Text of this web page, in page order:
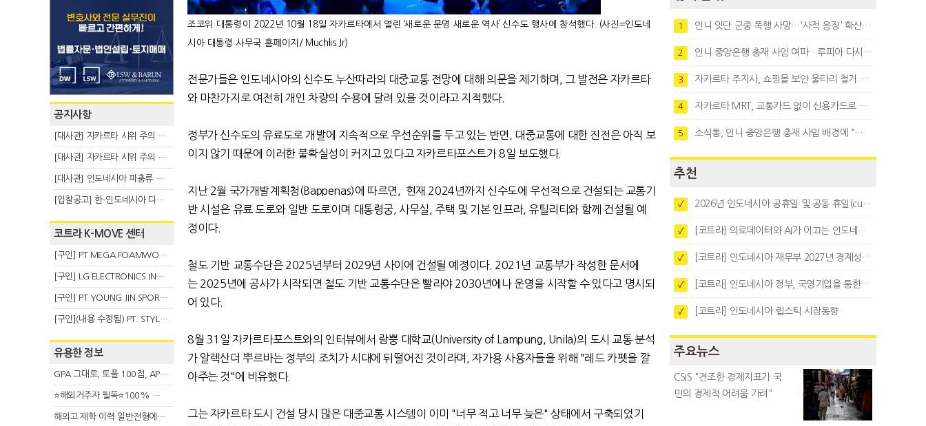
공지사항
[대사관] 자카르타 시위 주의 안내(8.6)
[대사관] 자카르타 시위 주의 안내(8.3)
[대사관] 인도네시아 파충류 불법 반출 주의 (7.29)
[입찰공고] 한-인도네시아 디지털융복합 탈 전시회
코트라 K-MOVE 센터
[구인] PT MEGA FOAMWORKS INDONESIA
[구인] LG ELECTRONICS INDONESIA
[구인] PT YOUNG JIN SPORT INDONESIA
[구인](내용 수정됨) PT. STYLE KOREAN INDONESIA (스타일 코리안 인도네시아)
유용한 정보
GPA 그대로, 토플 100점, AP 막막 — 원인은 하나입니다
⭐해외거주자 필독⭐100% 온라인 마지막 한국어교원 2급 추가모집 (~8/2)
해외고 재학 이력 일반전형에서 분명한 입시 강점 살리는 전략
조코위 대통령이 2022 년 10월 18일 자카르타에서 열린 ‘새로운 문명 새로운 역사’ 신수도 행사에 참석했다 . (사진=인도네
시아 대통령 사무국 홈페이지 / Muchlis Jr)
전문가들은 인도네시아의 신수도 누산따라의 대중교통 전망에 대해 의문을 제기하며, 그 발전은 자카르타
와 마찬가지로 여전히 개인 차량의 수용에 달려 있을 것이라고 지적했다.
정부가 신수도의 유료도로 개발에 지속적으로 우선순위를 두고 있는 반면
대중교통에 대한 진전은 아직 보
이지 않기 때문에 이러한 불확실성이 커지고 있다고 자카르타포스트가8일 보도했다.
지난2월 국가개발계획청(Bappenas)에 따르면 현재 2024년까지 신수도에 우선적으로 건설되는 교통기
반 시설은 유료 도로와 일반 도로이며 대통령궁 사무실 주택 및 기본 인프라, 유틸리티와 함께 건설될 예
정이다.
철도 기반 교통수단은2025년부터 2029년 사이에 건설될 예정이다. 2021 년 교통부가 작성한 문서에
는2025년에 공사가 시작되면 철도 기반 교통수단은 빨라야2030년에나 운영을 시작할 수 있다고 명시되
어 있다.
8월 31 일 자카르타포스트와의 인터뷰에서 람뿡 대학교(University of Lampung, Unila)의 도시 교통 분석
가 알렉산더 뿌르바는 정부의 조치가 시대에 뒤떨어진 것이라며
,자가용 사용자들을 위해 "레드 카펫을 깔
아주는 것"에 비유했다.
그는 자카르타 도시 건설 당시 많은 대중교통 시스템이 이미 "너무 적고 너무 늦은"상태에서 구축되었기
1 인니 잇단 군중 폭행 사망…'사적 응징' 확산에 법치 우려
2 인니 중앙은행 총재 사임 여파…루피아 다시 1만8천대로 약세
3 자카르타 주지사, 쇼핑몰 보안 울타리 철거 요청…"치안 문제없다"
4 자카르타 MRT, 교통카드 없이 신용카드로 바로 탄다
5 소식통, 인니 중앙은행 총재 사임 배경에 “정부와 정책 갈등"
추천
✓ 2026년 인도네시아 공휴일 및 공동 휴일(cuti bersama)
✓ [코트라] 의료데이터와 AI가 이끄는 인도네시아 디지털 헬스케어 시장 트렌드
✓ [코트라] 인도네시아 재무부 2027년 경제성장 전망 및 목표 발표
✓ [코트라] 인도네시아 정부, 국영기업을 통한 석탄·팜유·합금철 수출 중앙집중화 추진
✓ [코트라] 인도네시아 립스틱 시장동향
주요뉴스
CSIS "견조한 경제지표가 국
민의 경제적 어려움 가려"